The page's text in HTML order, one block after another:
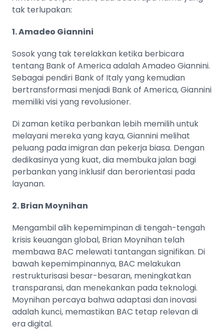
tak terlupakan:
1. Amadeo Giannini
Sosok yang tak terelakkan ketika berbicara
tentang Bank of America adalah Amadeo Giannini.
Sebagai pendiri Bank of Italy yang kemudian
bertransformasi menjadi Bank of America, Giannini
memiliki visi yang revolusioner.
Di zaman ketika perbankan lebih memilih untuk
melayani mereka yang kaya, Giannini melihat
peluang pada imigran dan pekerja biasa. Dengan
dedikasinya yang kuat, dia membuka jalan bagi
perbankan yang inklusif dan berorientasi pada
layanan.
2. Brian Moynihan
Mengambil alih kepemimpinan di tengah-tengah
krisis keuangan global, Brian Moynihan telah
membawa BAC melewati tantangan signifikan. Di
bawah kepemimpinannya, BAC melakukan
restrukturisasi besar-besaran, meningkatkan
transparansi, dan menekankan pada teknologi.
Moynihan percaya bahwa adaptasi dan inovasi
adalah kunci, memastikan BAC tetap relevan di
era digital.